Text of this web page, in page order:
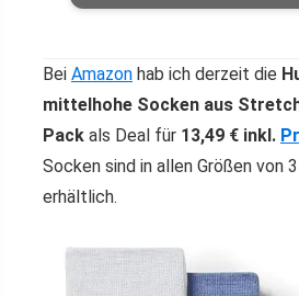
Bei Amazon hab ich derzeit die
mittelhohe Socken aus
Pack als Deal für 13,49 € inkl.
Socken sind in allen Größen von
erhältlich.